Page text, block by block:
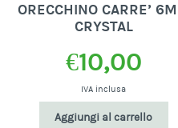
ORECCHINO CARRE’
CRYSTAL
€10,00
IVA inclusa
Aggiungi al carrello